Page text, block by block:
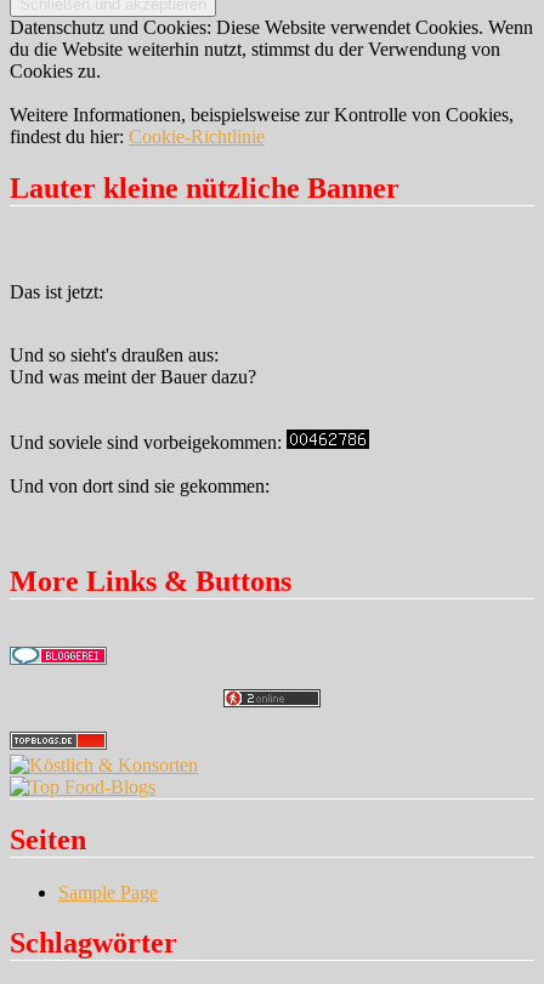
Datenschutz und Cookies: Diese Website verwendet Cookies. Wenn
du die Website weiterhin nutzt, stimmst du der Verwendung von
Cookies zu.
Weitere Informationen, beispielsweise zur Kontrolle von Cookies,
findest du hier: Cookie-Richtlinie
Lauter kleine nützliche Banner
Das ist jetzt:
Und so sieht's draußen aus:
Und was meint der Bauer dazu?
Und soviele sind vorbeigekommen:
Und von dort sind sie gekommen:
More Links & Buttons
Seiten
Sample Page
Schlagwörter